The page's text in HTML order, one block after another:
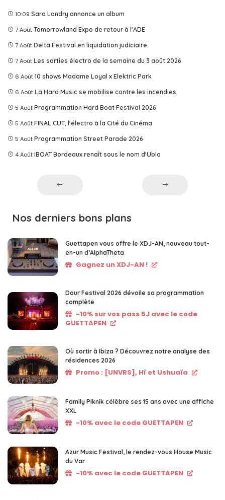
10:09 Sara Landry annonce un album
7 Août Tomorrowland Expo de retour à l'ADE
7 Août Delta Festival en liquidation judiciaire
7 Août Les sorties électro de la semaine du 3 août 2026
6 Août 10 shows Madame Loyal x Elektric Park
6 Août La Hard Music se mobilise contre les incendies
5 Août Programmation Hard Boat Festival 2026
5 Août FINAL CUT, l'électro à la Cité du Cinéma
5 Août Programmation Street Parade 2026
4 Août IBOAT Bordeaux renaît sous le nom d'Ublo
Nos derniers bons plans
Guettapen vous offre le XDJ-AN, nouveau tout-
en-un d’AlphaTheta
Gagnez un XDJ-AN !
Dour Festival 2026 dévoile sa programmation
complète
-10% sur vos pass 5J avec le code
GUETTAPEN
Où sortir à Ibiza ? Découvrez notre analyse des
résidences 2026
Promo : [UNVRS], Hï et Ushuaïa
Family Piknik célèbre ses 15 ans avec une affiche
XXL
-10% avec le code GUETTAPEN
Azur Music Festival, le rendez-vous House Music
du Var
-10% avec le code GUETTAPEN